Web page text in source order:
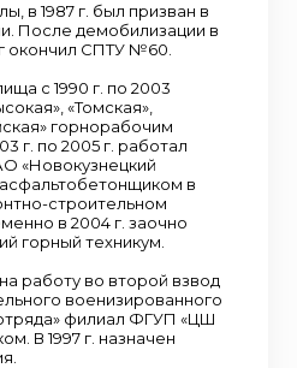
в 1987 г. был призван в
После демобилизации в
окончил СПТУ №60.
с 1990 г. по 2003
«Томская»,
горнорабочим
г. по 2005 г. работал
«Новокузнецкий
в
строительном
в 2004 г. заочно
горный техникум.
работу во второй взвод
военизированного
филиал ФГУП «ЦШ
В 1997 г. назначен